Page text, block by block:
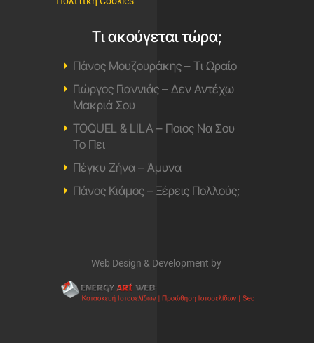
Τι ακούγεται τώρα;
Πάνος Μουζουράκης – Τι Ωραίο
Γιώργος Γιαννιάς – Δεν Αντέχω
Μακριά Σου
TOQUEL & LILA – Ποιος Να Σου
Το Πει
Πέγκυ Ζήνα – Άμυνα
Πάνος Κιάμος – Ξέρεις Πολλούς;
Web Design & Development by